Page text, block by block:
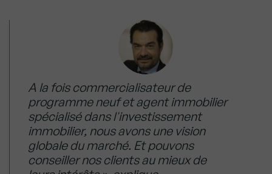
A la fois commercialisateur de
programme neuf et agent immobilier
spécialisé dans l'investissement
immobilier, nous avons une vision
globale du marché. Et pouvons
conseiller nos clients au mieux de